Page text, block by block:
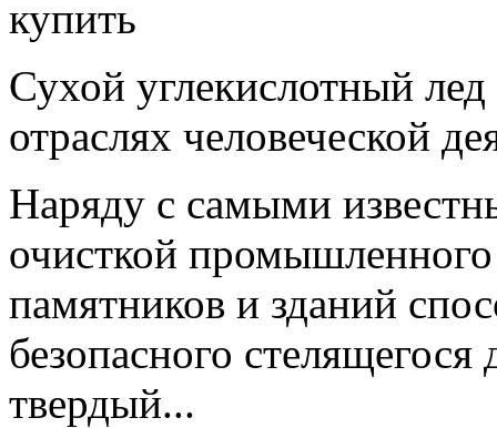
Сухой углекислотный
отраслях человеческой
Наряду с самыми
очисткой
памятников и зданий
безопасного
твердый...